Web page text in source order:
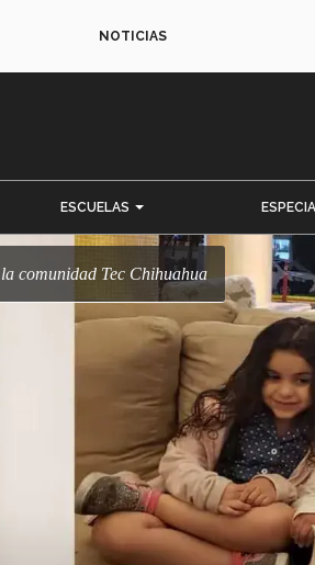
NOTICIAS
ESCUELAS
comunidad Tec Chihuahua